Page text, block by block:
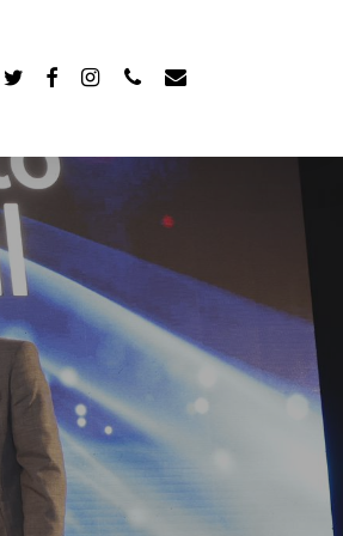
TWITTERFACEBOOKINSTAGRAM
PHONEEMAIL